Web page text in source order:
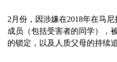
2月份，因涉嫌在2018年在马
成员（包括受害者的同学），
的锁定，以及人质父母的持续